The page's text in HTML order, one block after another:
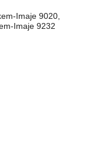
Imaje 9020,
Imaje 9232